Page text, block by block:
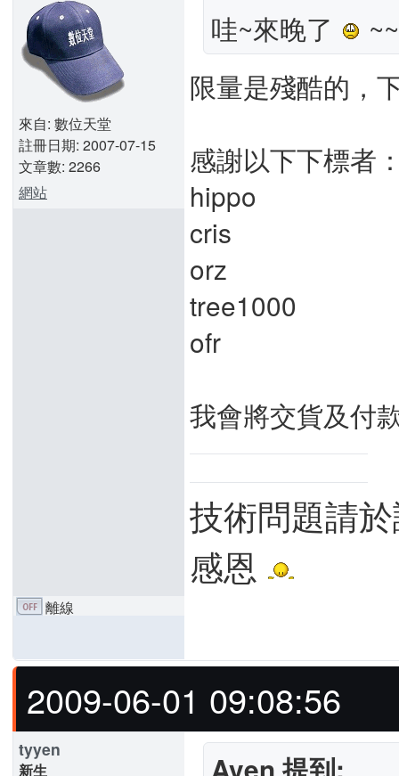
來自: 數位天堂
註冊日期: 2007-07-15
文章數: 2266
網站
哇~來晚了
限量是殘酷的，
感謝以下下標者
hippo
cris
orz
tree1000
ofr
我會將交貨及付
技術問題請
感恩
離線
2009-06-01 09:08:56
tyyen
新生